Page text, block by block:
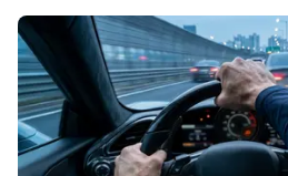
위기나 생업인 운전면허 취소의 두려
위해 법무법인 오현 음주교통대응TF
꼼꼼하게 안내해 드립니다.